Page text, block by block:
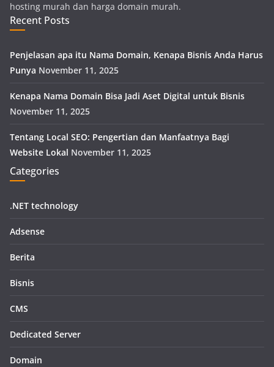
hosting murah dan harga domain murah.
Recent Posts
Penjelasan apa itu Nama Domain, Kenapa Bisnis Anda Harus
Punya November 11, 2025
Kenapa Nama Domain Bisa Jadi Aset Digital untuk Bisnis
November 11, 2025
Tentang Local SEO: Pengertian dan Manfaatnya Bagi
Website Lokal November 11, 2025
Categories
.NET technology
Adsense
Berita
Bisnis
CMS
Dedicated Server
Domain